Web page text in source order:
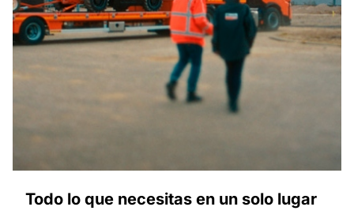
Todo lo que necesitas en un solo lugar